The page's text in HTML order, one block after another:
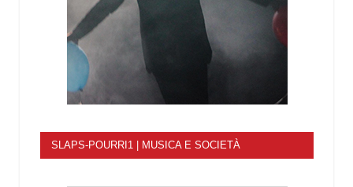
SLAPS-POURRI1 | MUSICA E SOCIETÀ